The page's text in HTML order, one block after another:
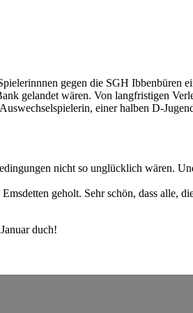
gegen die SGH Ibbenbüren
gelandet wären. Von langfristigen
einer halben D-
nicht so unglücklich wären.
geholt. Sehr schön, dass alle,
duch!